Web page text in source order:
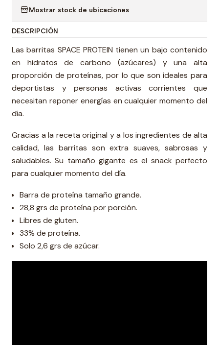
Mostrar stock de ubicaciones
DESCRIPCIÓN
Las barritas SPACE PROTEIN tienen un bajo contenido
en hidratos de carbono (azúcares) y una alta
proporción de proteínas, por lo que son ideales para
deportistas y personas activas corrientes que
necesitan reponer energías en cualquier momento del
día.
Gracias a la receta original y a los ingredientes de alta
calidad, las barritas son extra suaves, sabrosas y
saludables. Su tamaño gigante es el snack perfecto
para cualquier momento del día.
Barra de proteína tamaño grande.
28,8 grs de proteína por porción.
Libres de gluten.
33% de proteína.
Solo 2,6 grs de azúcar.